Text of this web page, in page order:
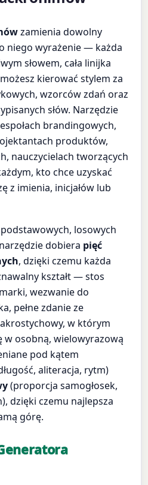
zamienia dowolny
niego wyrażenie — każda
słowem, cała linijka
kierować stylem za
wzorców zdań oraz
słów. Narzędzie
brandingowych,
produktów,
nauczycielach tworzących
kto chce uzyskać
z imienia, inicjałów lub
losowych
dobiera pięć
, dzięki czemu każda
kształt — stos
wezwanie do
pełne zdanie ze
w którym
w osobną, wielowyrazową
pod kątem
aliteracja, rytm)
(proporcja samogłosek,
dzięki czemu najlepsza
górę.